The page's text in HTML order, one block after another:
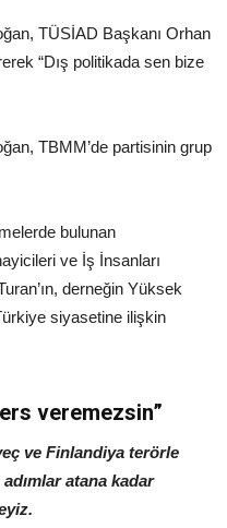
TÜSİAD Başkanı Orhan
“Dış politikada sen bize
TBMM’de partisinin grup
bulunan
ve İş İnsanları
derneğin Yüksek
siyasetine ilişkin
veremezsin”
ve Finlandiya terörle
atana kadar